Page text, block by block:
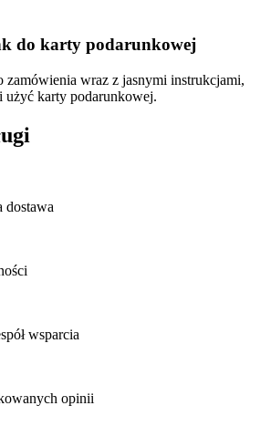
do karty podarunkowej
zamówienia wraz z jasnymi instrukcjami,
użyć karty podarunkowej.
dostawa
wsparcia
opinii